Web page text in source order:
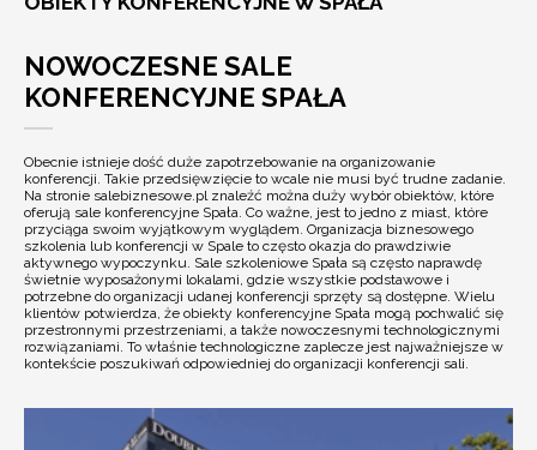
NOWOCZESNE SALE
KONFERENCYJNE SPAŁA
Obecnie istnieje dość duże zapotrzebowanie na organizowanie
konferencji. Takie przedsięwzięcie to wcale nie musi być trudne zadanie.
Na stronie salebiznesowe.pl znaleźć można duży wybór obiektów, które
oferują sale konferencyjne Spała. Co ważne, jest to jedno z miast, które
przyciąga swoim wyjątkowym wyglądem. Organizacja biznesowego
szkolenia lub konferencji w Spale to często okazja do prawdziwie
aktywnego wypoczynku. Sale szkoleniowe Spała są często naprawdę
świetnie wyposażonymi lokalami, gdzie wszystkie podstawowe i
potrzebne do organizacji udanej konferencji sprzęty są dostępne. Wielu
klientów potwierdza, że obiekty konferencyjne Spała mogą pochwalić się
przestronnymi przestrzeniami, a także nowoczesnymi technologicznymi
rozwiązaniami. To właśnie technologiczne zaplecze jest najważniejsze w
kontekście poszukiwań odpowiedniej do organizacji konferencji sali.